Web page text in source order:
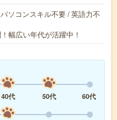
ソコンスキル不要 / 英語力不
幅広い年代が活躍中！
40代 50代
60代